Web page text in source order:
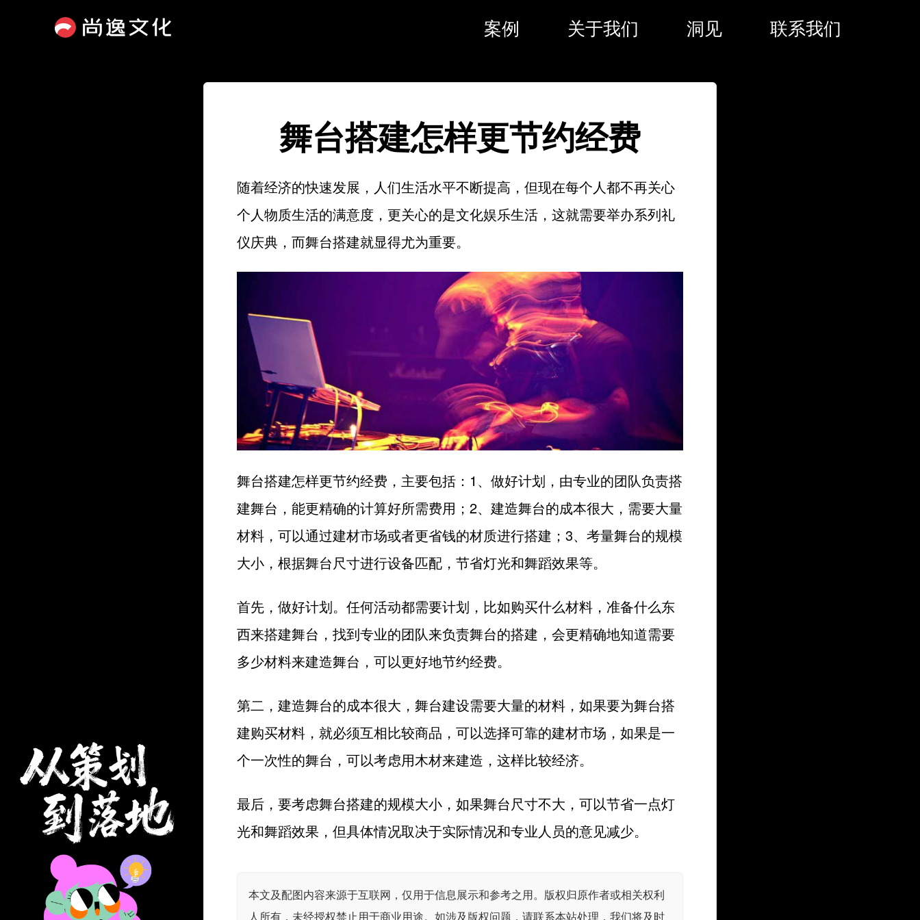
案例 关于我们 洞见 联系我们
舞台搭建怎样更节约经费
随着经济的快速发展，人们生活水平不断提高，但现在每个人都不再关心
个人物质生活的满意度，更关心的是文化娱乐生活，这就需要举办系列礼
仪庆典，而舞台搭建就显得尤为重要。
舞台搭建怎样更节约经费，主要包括：1、做好计划，由专业的团队负责搭
建舞台，能更精确的计算好所需费用；2、建造舞台的成本很大，需要大量
材料，可以通过建材市场或者更省钱的材质进行搭建；3、考量舞台的规模
大小，根据舞台尺寸进行设备匹配，节省灯光和舞蹈效果等。
首先，做好计划。任何活动都需要计划，比如购买什么材料，准备什么东
西来搭建舞台，找到专业的团队来负责舞台的搭建，会更精确地知道需要
多少材料来建造舞台，可以更好地节约经费。
第二，建造舞台的成本很大，舞台建设需要大量的材料，如果要为舞台搭
建购买材料，就必须互相比较商品，可以选择可靠的建材市场，如果是一
个一次性的舞台，可以考虑用木材来建造，这样比较经济。
最后，要考虑舞台搭建的规模大小，如果舞台尺寸不大，可以节省一点灯
光和舞蹈效果，但具体情况取决于实际情况和专业人员的意见减少。
本文及配图内容来源于互联网，仅用于信息展示和参考之用。版权归原作者或相关权利
人所有，未经授权禁止用于商业用途。如涉及版权问题，请联系本站处理，我们将及时